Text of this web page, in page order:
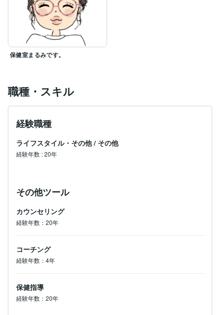
保健室まるみです。
職種・スキル
経験職種
ライフスタイル・その他 / その他
経験年数 :20年
その他ツール
カウンセリング
経験年数：20年
コーチング
経験年数：4年
保健指導
経験年数：20年